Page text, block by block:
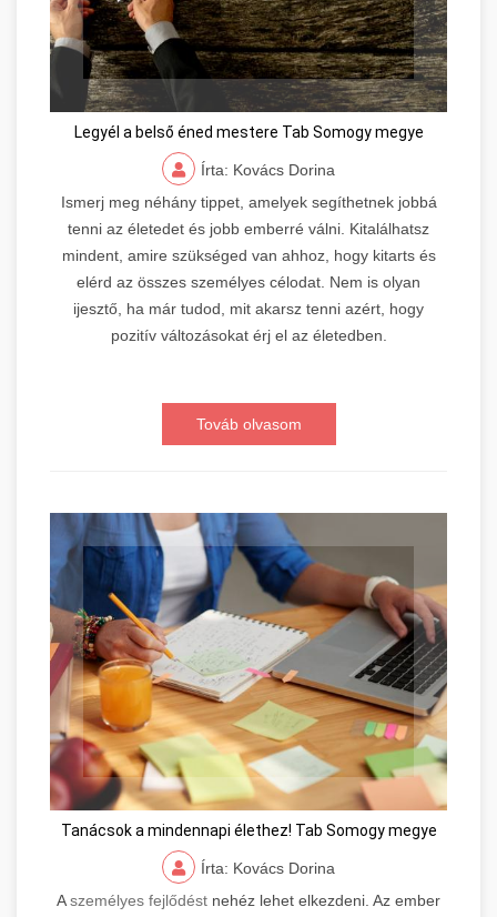
Legyél a belső éned mestere Tab Somogy megye
Írta: Kovács Dorina
Ismerj meg néhány tippet, amelyek segíthetnek jobbá
tenni az életedet és jobb emberré válni. Kitalálhatsz
mindent, amire szükséged van ahhoz, hogy kitarts és
elérd az összes személyes célodat. Nem is olyan
ijesztő, ha már tudod, mit akarsz tenni azért, hogy
pozitív változásokat érj el az életedben.
Továb olvasom
Tanácsok a mindennapi élethez! Tab Somogy megye
Írta: Kovács Dorina
Aszemélyes fejlődést nehéz lehet elkezdeni. Az ember